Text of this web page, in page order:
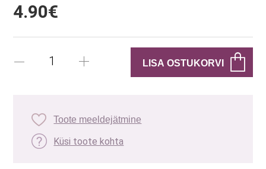
4.90€
Toote meeldejätmine
Küsi toote kohta